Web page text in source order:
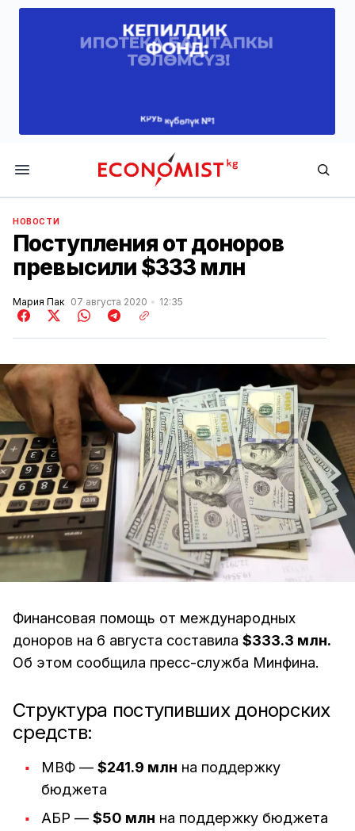
Economist.kg
НОВОСТИ
Поступления от доноров
превысили $333 млн
Мария Пак 07 августа 2020 12:35
Финансовая помощь от международных
доноров на 6 августа составила $333.3 млн.
Об этом сообщила пресс-служба Минфина.
Структура поступивших донорских
средств:
МВФ — $241.9 млн на поддержку
бюджета
АБР — $50 млн на поддержку бюджета